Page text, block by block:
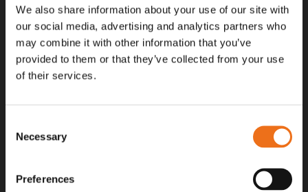
We also share information about your use of our site with
our social media, advertising and analytics partners who
may combine it with other information that you’ve
provided to them or that they’ve collected from your use
of their services.
Selection
Necessary
Preferences
Surgatan 12, 602 28
Norrköping, Sweden
+46 (0)11 – 19 70 40
marknad@nordfarm.se